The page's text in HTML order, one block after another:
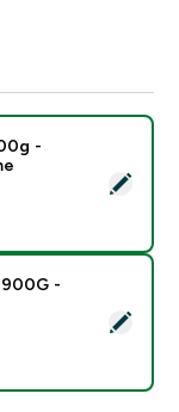
- 500g -
-
Protein - 900G -
-